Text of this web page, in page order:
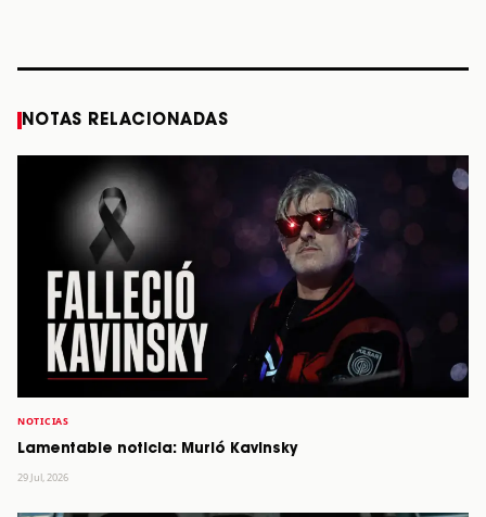
NOTAS RELACIONADAS
NOTICIAS
Lamentable noticia: Murió Kavinsky
29 Jul, 2026